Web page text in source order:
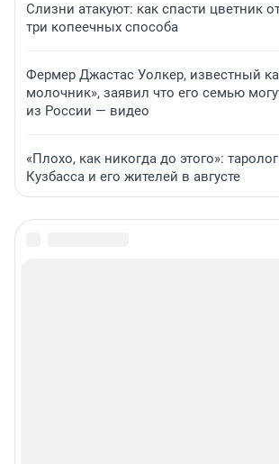
Слизни атакуют: как спасти цветник
три копеечных способа
Фермер Джастас Уолкер, известный
молочник», заявил что его семью
из России — видео
«Плохо, как никогда до этого»:
Кузбасса и его жителей в августе